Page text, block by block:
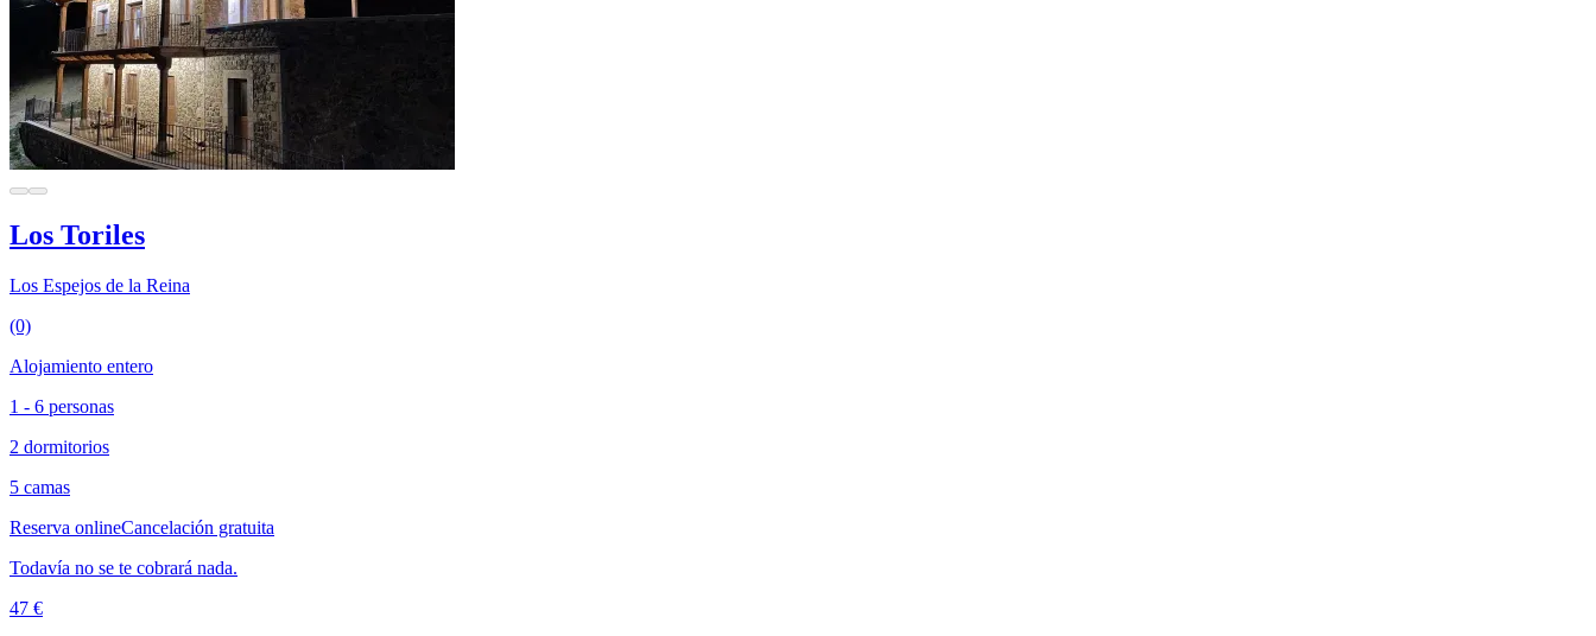
Los Toriles
Los Espejos de la Reina
(0)
Alojamiento entero
1 - 6 personas
2 dormitorios
5 camas
Reserva onlineCancelación gratuita
Todavía no se te cobrará nada.
47 €